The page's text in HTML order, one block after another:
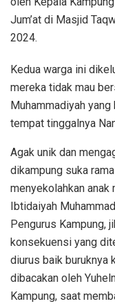
Jum’at di Masjid
2024.
Kedua warga ini
mereka tidak mau
Muhammadiyah
tempat tinggalnya
Agak unik dan
dikampung suka
menyekolahkan anak
Ibtidaiyah
Pengurus Kampung,
konsekuensi yang
diurus baik buruknya
dibacakan oleh
Kampung, saat